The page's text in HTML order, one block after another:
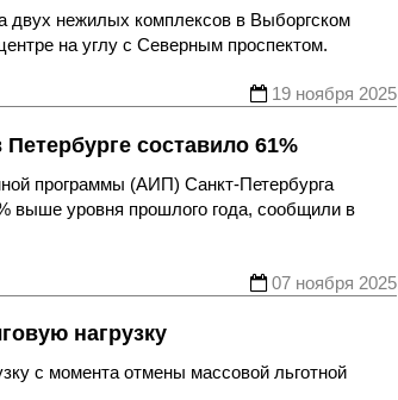
двух нежилых комплексов в Выборгском
на углу с Северным проспектом.
19 ноября 2025
составило 61%
программы (АИП) Санкт-Петербурга
выше уровня прошлого года, сообщили в
07 ноября 2025
нагрузку
с момента отмены массовой льготной